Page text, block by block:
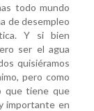
todo mundo
de desempleo
Y si bien
ser el agua
quisiéramos
pero como
que tiene que
importante en